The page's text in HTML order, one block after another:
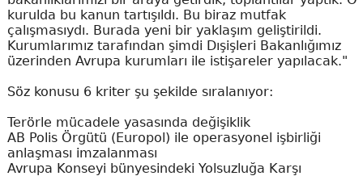
kurulda bu kanun tartışıldı. Bu biraz mutfak
çalışmasıydı. Burada yeni bir yaklaşım geliştirildi.
Kurumlarımız tarafından şimdi Dışişleri Bakanlığımız
üzerinden Avrupa kurumları ile istişareler yapılacak."
Söz konusu 6 kriter şu şekilde sıralanıyor:
Terörle mücadele yasasında değişiklik
AB Polis Örgütü (Europol) ile operasyonel işbirliği
anlaşması imzalanması
Avrupa Konseyi bünyesindeki Yolsuzluğa Karşı